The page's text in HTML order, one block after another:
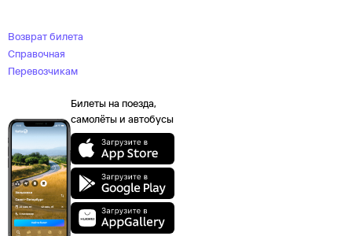
Возврат билета
Справочная
Перевозчикам
Билеты на поезда,
самолёты и автобусы